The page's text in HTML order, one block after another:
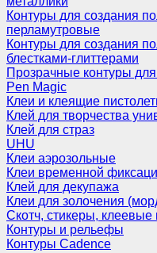
Контуры для создания
перламутровые
Контуры для создания
блестками-глиттерами
Прозрачные контуры
Pen Magic
Клеи и клеящие
Клей для творчества
Клей для страз
UHU
Клеи аэрозольные
Клеи временной
Клей для декупажа
Клеи для золочения
Скотч, стикеры, клеевые
Контуры и рельефы
Контуры Cadence